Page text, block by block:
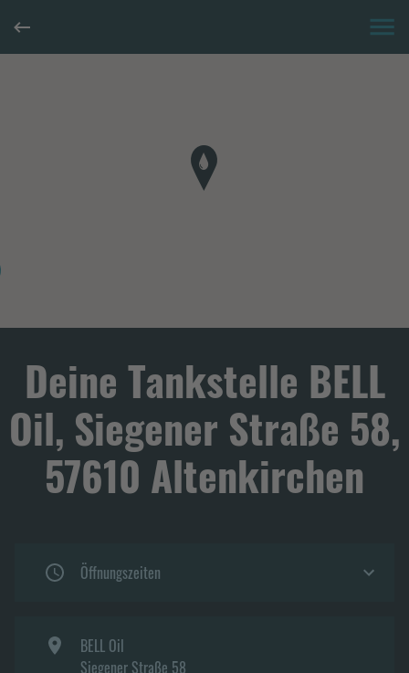
Deine Tankstelle BELL
Oil, Siegener Straße 58,
57610 Altenkirchen
Öffnungszeiten
BELL Oil
Siegener Straße 58